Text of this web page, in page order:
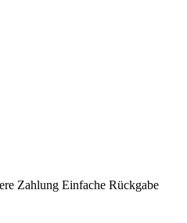
Zahlung Einfache Rückgabe